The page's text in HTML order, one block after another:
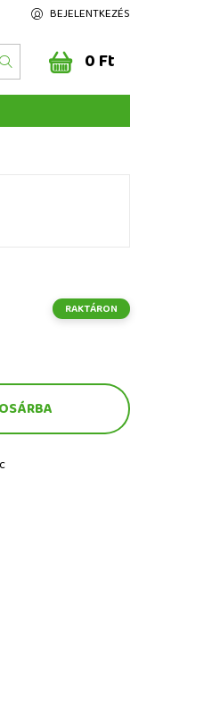
BEJELENTKEZÉS
0 Ft
RAKTÁRON